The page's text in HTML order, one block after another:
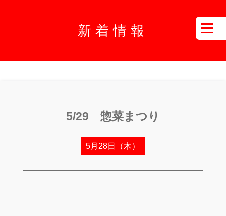
新着情報
5/29 惣菜まつり
5月28日（木）